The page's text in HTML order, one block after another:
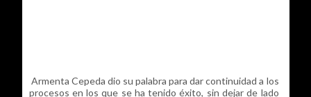
Armenta Cepeda dio su palabra para dar continuidad a los
procesos en los que se ha tenido éxito, sin dejar de lado